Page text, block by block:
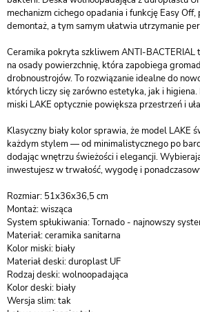
mechanizm cichego opadania i funkcję Easy
demontaż, a tym samym ułatwia utrzymanie
Ceramika pokryta szkliwem ANTI-BACTERIAL
na osady powierzchnię, która zapobiega
drobnoustrojów. To rozwiązanie idealne do
których liczy się zarówno estetyka, jak i
miski LAKE optycznie powiększa przestrzeń i
Klasyczny biały kolor sprawia, że model LAKE
każdym stylem — od minimalistycznego po
dodając wnętrzu świeżości i elegancji.
inwestujesz w trwałość, wygodę i
Rozmiar: 51x36x36,5 cm
Montaż: wisząca
System spłukiwania: Tornado - najnowszy
Materiał: ceramika sanitarna
Kolor miski: biały
Materiał deski: duroplast UF
Rodzaj deski: wolnoopadająca
Kolor deski: biały
Wersja slim: tak